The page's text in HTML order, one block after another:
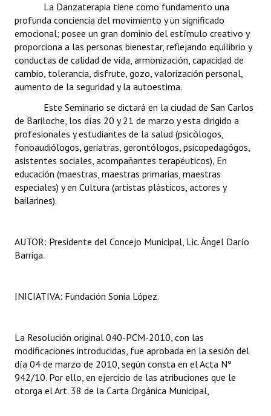
Resoluciones
Resoluciones de Presidencia
INSTITUCIONAL
Antiguos Pobladores
Noticias Destacadas
Registros y Distinciones
Datos Históricos
Premio al Mérito - Registro
Mujeres que Dejaron Huellas - Registro
Huéspedes de Honor - Registro
Antiguos Pobladores - Registro
Reconocimientos - Registro
La Danzaterapia tiene como fundamento una
profunda conciencia del movimiento y un significado
emocional; posee un gran dominio del estímulo creativo y
proporciona a las personas bienestar, reflejando equilibrio y
conductas de calidad de vida, armonización, capacidad de
cambio, tolerancia, disfrute, gozo, valorización personal,
aumento de la seguridad y la autoestima.
Este Seminario se dictará en la ciudad de San Carlos
de Bariloche, los días 20 y 21 de marzo y esta dirigido a
profesionales y estudiantes de la salud (psicólogos,
fonoaudiólogos, geriatras, gerontólogos, psicopedagógos,
asistentes sociales, acompañantes terapéuticos), En
educación (maestras, maestras primarias, maestras
especiales) y en Cultura (artistas plásticos, actores y
bailarines).
AUTOR: Presidente del Concejo Municipal, Lic. Ángel Darío
Barriga.
INICIATIVA: Fundación Sonia López.
La Resolución original 040-PCM-2010, con las
modificaciones introducidas, fue aprobada en la sesión del
día 04 de marzo de 2010, según consta en el Acta Nº
942/10. Por ello, en ejercicio de las atribuciones que le
otorga el Art. 38 de la Carta Orgánica Municipal,